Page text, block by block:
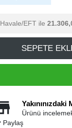
Havale/EFT ile
SEPETE
Yakınınızdaki
Ürünü
Paylaş